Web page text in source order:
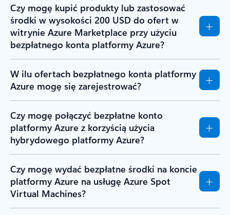
Czy mogę kupić produkty lub zastosować
środki w wysokości 200 USD do ofert w
witrynie Azure Marketplace przy użyciu
bezpłatnego konta platformy Azure?
W ilu ofertach bezpłatnego konta platformy
Azure mogę się zarejestrować?
Czy mogę połączyć bezpłatne konto
platformy Azure z korzyścią użycia
hybrydowego platformy Azure?
Czy mogę wydać bezpłatne środki na koncie
platformy Azure na usługę Azure Spot
Virtual Machines?